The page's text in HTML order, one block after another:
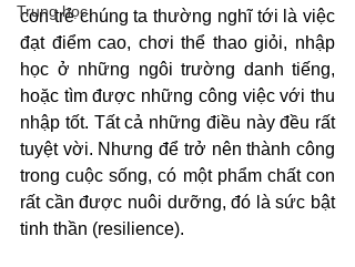
Trung học
con trẻ chúng ta thường nghĩ tới là việc
đạt điểm cao, chơi thể thao giỏi, nhập
học ở những ngôi trường danh tiếng,
hoặc tìm được những công việc với thu
nhập tốt. Tất cả những điều này đều rất
tuyệt vời. Nhưng để trở nên thành công
trong cuộc sống, có một phẩm chất con
rất cần được nuôi dưỡng, đó là sức bật
tinh thần (resilience).